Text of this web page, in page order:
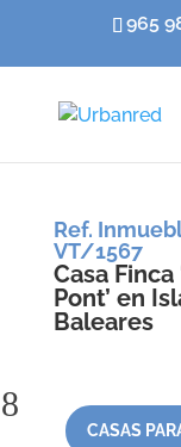
965
Ref.
VT/1567
Casa Finca
Pont’ en
Baleares
CASAS